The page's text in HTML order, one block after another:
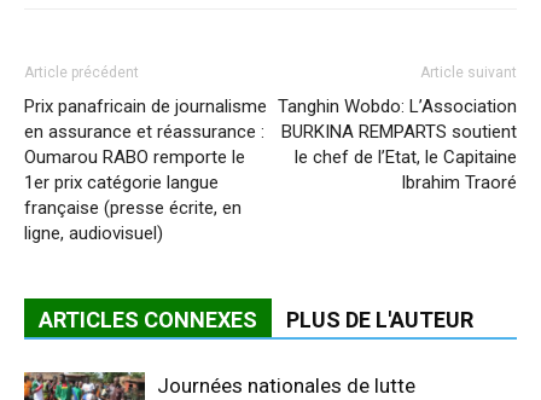
Article précédent
Prix panafricain de journalisme
en assurance et réassurance :
Oumarou RABO remporte le
1er prix catégorie langue
française (presse écrite, en
ligne, audiovisuel)
Article suivant
Tanghin Wobdo: L’Association
BURKINA REMPARTS soutient
le chef de l’Etat, le Capitaine
Ibrahim Traoré
ARTICLES CONNEXES PLUS DE L'AUTEUR
Journées nationales de lutte